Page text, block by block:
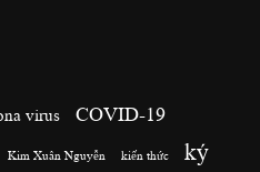
virus COVID-19
Kim Xuân Nguyễn kiến thức ký